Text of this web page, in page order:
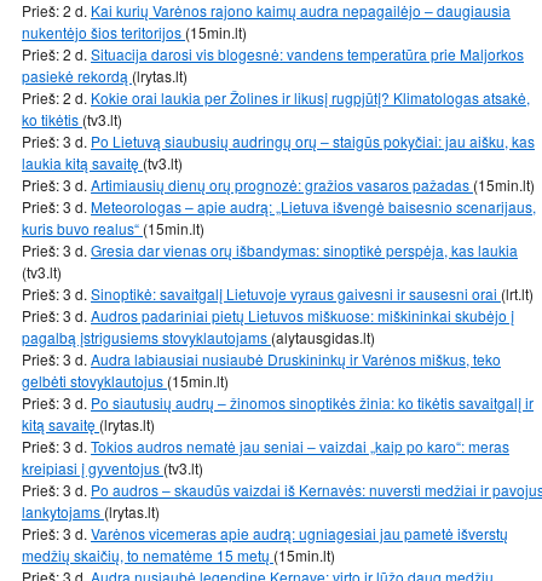
Prieš: 2 d. Kai kurių Varėnos rajono kaimų audra nepagailėjo – daugiausia
nukentėjo šios teritorijos (15min.lt)
Prieš: 2 d. Situacija darosi vis blogesnė: vandens temperatūra prie Maljorkos
pasiekė rekordą (lrytas.lt)
Prieš: 2 d. Kokie orai laukia per Žolines ir likusį rugpjūtį? Klimatologas atsakė,
ko tikėtis (tv3.lt)
Prieš: 3 d. Po Lietuvą siaubusių audringų orų – staigūs pokyčiai: jau aišku, kas
laukia kitą savaitę (tv3.lt)
Prieš: 3 d. Artimiausių dienų orų prognozė: gražios vasaros pažadas (15min.lt)
Prieš: 3 d. Meteorologas – apie audrą: „Lietuva išvengė baisesnio scenarijaus,
kuris buvo realus“ (15min.lt)
Prieš: 3 d. Gresia dar vienas orų išbandymas: sinoptikė perspėja, kas laukia
(tv3.lt)
Prieš: 3 d. Sinoptikė: savaitgalį Lietuvoje vyraus gaivesni ir sausesni orai (lrt.lt)
Prieš: 3 d. Audros padariniai pietų Lietuvos miškuose: miškininkai skubėjo į
pagalbą įstrigusiems stovyklautojams (alytausgidas.lt)
Prieš: 3 d. Audra labiausiai nusiaubė Druskininkų ir Varėnos miškus, teko
gelbėti stovyklautojus (15min.lt)
Prieš: 3 d. Po siautusių audrų – žinomos sinoptikės žinia: ko tikėtis savaitgalį ir
kitą savaitę (lrytas.lt)
Prieš: 3 d. Tokios audros nematė jau seniai – vaizdai „kaip po karo“: meras
kreipiasi į gyventojus (tv3.lt)
Prieš: 3 d. Po audros – skaudūs vaizdai iš Kernavės: nuversti medžiai ir
lankytojams (lrytas.lt)
Prieš: 3 d. Varėnos vicemeras apie audrą: ugniagesiai jau pametė išverstų
medžių skaičių, to nematėme 15 metų (15min.lt)
Prieš: 3 d. Audra nusiaubė legendinę Kernavę: virto ir lūžo daug medžių